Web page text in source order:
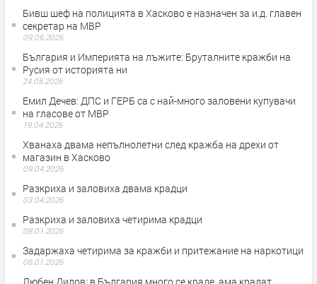
Бивш шеф на полицията в Хасково е назначен за и.д. главен
секретар на МВР
09.06.2026
България и Империята на лъжите: Бруталните кражби на
Русия от историята ни
24.05.2026
Емил Дечев: ДПС и ГЕРБ са с най-много заловени купувачи
на гласове от МВР
19.04.2026
Хванаха двама непълнолетни след кражба на дрехи от
магазин в Хасково
09.04.2026
Разкриха и заловиха двама крадци
03.04.2026
Разкриха и заловиха четирима крадци
08.01.2026
Задаржаха четирима за кражби и притежание на наркотици
06.01.2026